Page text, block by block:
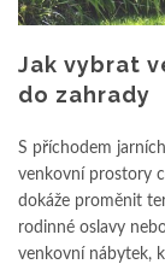
Jak vybrat
do zahrady
S příchodem
venkovní prostory
dokáže proměnit
rodinné oslavy
venkovní nábytek,